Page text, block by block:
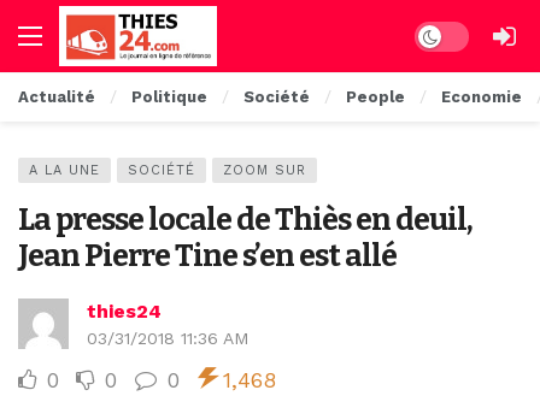
Dark mode
Actualité Politique Société People Economie
A LA UNE SOCIÉTÉ ZOOM SUR
La presse locale de Thiès en deuil,
Jean Pierre Tine s’en est allé
thies24
03/31/2018 11:36 AM
0 0 0 1,468